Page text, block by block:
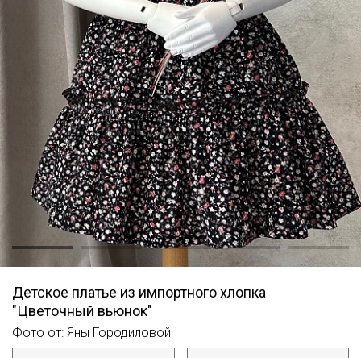
Детское платье из импортного хлопка
"Цветочный вьюнок"
Фото от: Яны Городиловой